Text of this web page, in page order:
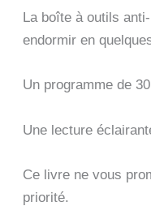
La boîte à outils
endormir en
Un programme de
Une lecture
Ce livre ne vous
priorité.